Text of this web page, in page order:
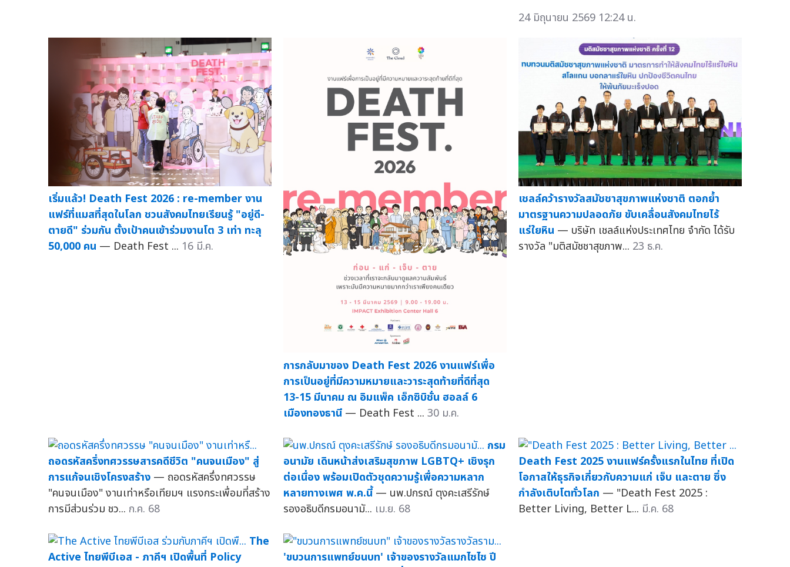
24 มิถุนายน 2569 12:24 น.
เริ่มแล้ว! Death Fest 2026 : re-member งาน
แฟร์ที่แมสที่สุดในโลก ชวนสังคมไทยเรียนรู้ "อยู่ดี-
ตายดี" ร่วมกัน ตั้งเป้าคนเข้าร่วมงานโต 3 เท่า ทะลุ
50,000 คน — Death Fest ... 16 มี.ค.
การกลับมาของ Death Fest 2026 งานแฟร์เพื่อ
การเป็นอยู่ที่มีความหมายและวาระสุดท้ายที่ดีที่สุด
13-15 มีนาคม ณ อิมแพ็ค เอ็กซิบิชั่น ฮอลล์ 6
เมืองทองธานี — Death Fest ... 30 ม.ค.
เชลล์คว้ารางวัลสมัชชาสุขภาพแห่งชาติ ตอกย้ำ
มาตรฐานความปลอดภัย ขับเคลื่อนสังคมไทยไร้
แร่ใยหิน — บริษัท เชลล์แห่งประเทศไทย จำกัด ได้รับ
รางวัล "มติสมัชชาสุขภาพ... 23 ธ.ค.
ถอดรหัสครึ่งทศวรรษสารคดีชีวิต "คนจนเมือง" สู่
การแก้จนเชิงโครงสร้าง — ถอดรหัสครึ่งทศวรรษ
"คนจนเมือง" งานเท่าหรือเทียมฯ แรงกระเพื่อมที่สร้าง
การมีส่วนร่วม ชว... ก.ค. 68
กรม
อนามัย เดินหน้าส่งเสริมสุขภาพ LGBTQ+ เชิงรุก
ต่อเนื่อง พร้อมเปิดตัวชุดความรู้เพื่อความหลาก
หลายทางเพศ พ.ค.นี้ — นพ.ปกรณ์ ตุงคะเสรีรักษ์
รองอธิบดีกรมอนามั... เม.ย. 68
Death Fest 2025 งานแฟร์ครั้งแรกในไทย ที่เปิด
โอกาสให้ธุรกิจเกี่ยวกับความแก่ เจ็บ และตาย ซึ่ง
กำลังเติบโตทั่วโลก — "Death Fest 2025 :
Better Living, Better L... มี.ค. 68
The
Active ไทยพีบีเอส - ภาคีฯ เปิดพื้นที่ Policy
'ขบวนการแพทย์ชนบท' เจ้าของรางวัลแมกไซไซ ปี